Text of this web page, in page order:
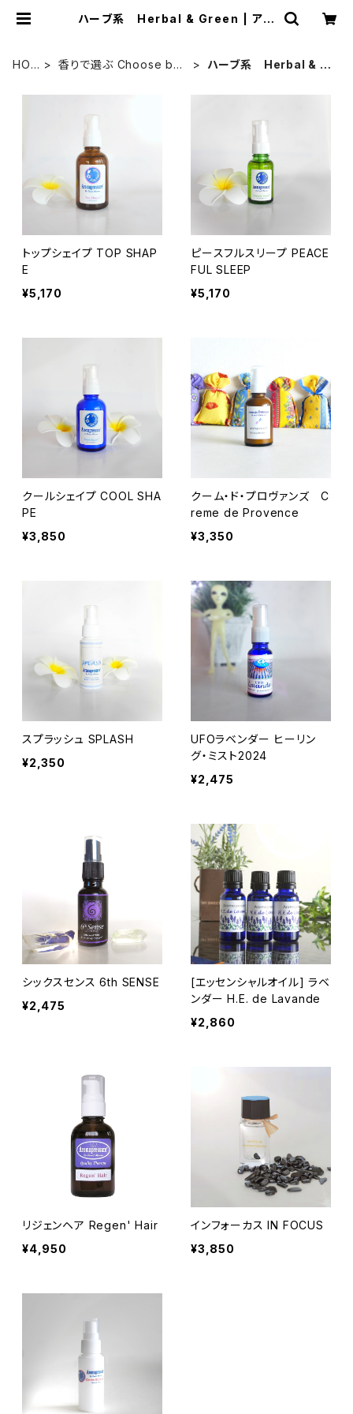
ハーブ系 Herbal & Green | アロ
HO
香りで選ぶ Choose by
ハーブ系 Herbal & G
トップシェイプ TOP SHAP
E
¥5,170
ピースフルスリープ PEACE
FUL SLEEP
¥5,170
クールシェイプ COOL SHA
PE
¥3,850
クーム・ド・プロヴァンズ C
reme de Provence
¥3,350
スプラッシュ SPLASH
¥2,350
UFOラベンダー ヒーリン
グ・ミスト2024
¥2,475
シックスセンス 6th SENSE
¥2,475
[エッセンシャルオイル] ラベ
ンダー H.E. de Lavande
¥2,860
リジェンヘア Regen' Hair
¥4,950
インフォーカス IN FOCUS
¥3,850